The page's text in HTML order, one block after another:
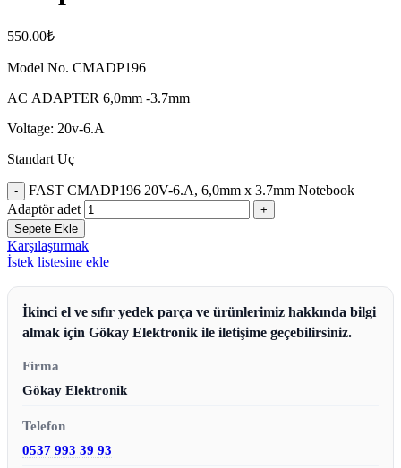
550.00₺
Model No. CMADP196
AC ADAPTER 6,0mm -3.7mm
Voltage: 20v-6.A
Standart Uç
FAST CMADP196 20V-6.A, 6,0mm x 3.7mm Notebook
Adaptör adet
Sepete Ekle
Karşılaştırmak
İstek listesine ekle
İkinci el ve sıfır yedek parça ve ürünlerimiz hakkında bilgi
almak için Gökay Elektronik ile iletişime geçebilirsiniz.
Firma
Gökay Elektronik
Telefon
0537 993 39 93